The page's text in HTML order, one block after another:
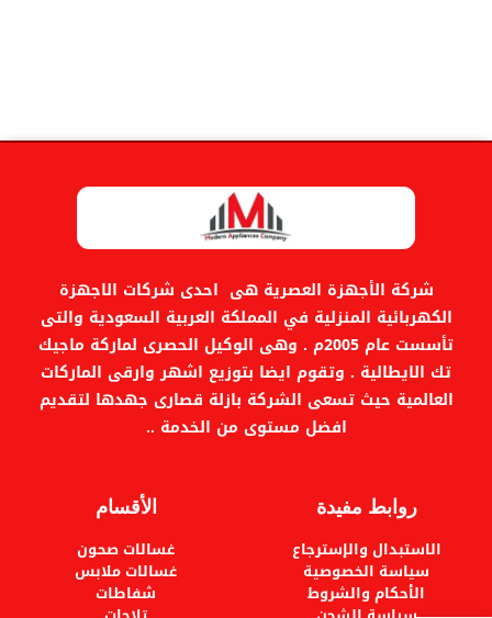
شركة الأجهزة العصرية هى احدى شركات الاجهزة
الكهربائية المنزلية في المملكة العربية السعودية والتى
تأسست عام 2005م . وهى الوكيل الحصرى لماركة ماجيك
تك الايطالية . وتقوم ايضا بتوزيع اشهر وارقى الماركات
العالمية حيث تسعى الشركة بازلة قصارى جهدها لتقديم
افضل مستوى من الخدمة ..
روابط مفيدة
الاستبدال والإسترجاع
سياسة الخصوصية
الأحكام والشروط
الأقسام
غسالات صحون
غسالات ملابس
شفاطات